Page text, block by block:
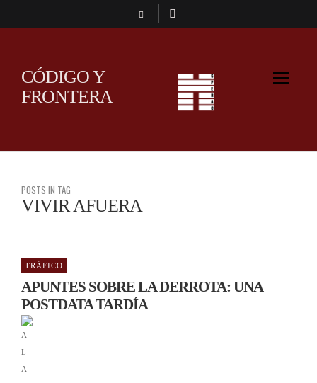
CÓDIGO Y
FRONTERA
POSTS IN TAG
VIVIR AFUERA
TRÁFICO
APUNTES SOBRE LA DERROTA: UNA
POSTDATA TARDÍA